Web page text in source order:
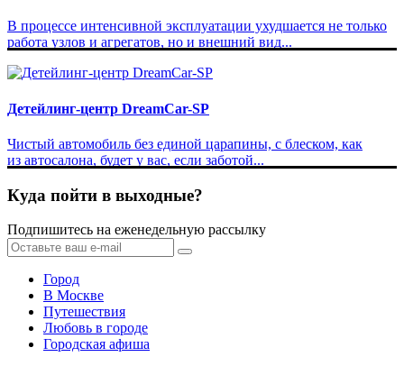
В процессе интенсивной эксплуатации ухудшается не только
работа узлов и агрегатов, но и внешний вид...
Детейлинг-центр DreamCar-SP
Чистый автомобиль без единой царапины, с блеском, как
из автосалона, будет у вас, если заботой...
Куда пойти в выходные?
Подпишитесь на еженедельную рассылку
Город
В Москве
Путешествия
Любовь в городе
Городская афиша